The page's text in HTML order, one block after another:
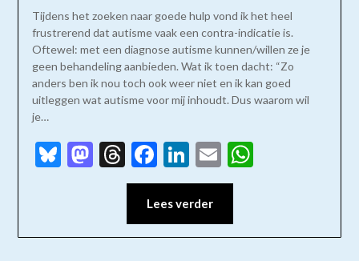
Tijdens het zoeken naar goede hulp vond ik het heel
frustrerend dat autisme vaak een contra-indicatie is.
Oftewel: met een diagnose autisme kunnen/willen ze je
geen behandeling aanbieden. Wat ik toen dacht: “Zo
anders ben ik nou toch ook weer niet en ik kan goed
uitleggen wat autisme voor mij inhoudt. Dus waarom wil
je…
Bluesky
Mastodon
Threads
Facebook
LinkedIn
Email
Lees verder